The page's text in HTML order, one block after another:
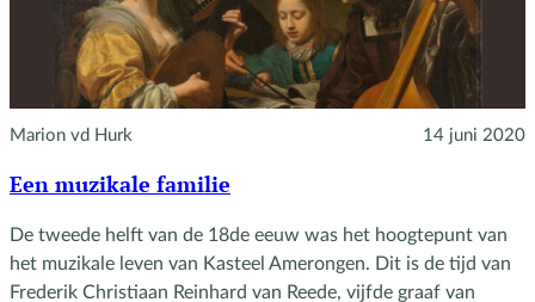
Marion vd Hurk 14 juni 2020
Een muzikale familie
De tweede helft van de 18de eeuw was het hoogtepunt van
het muzikale leven van Kasteel Amerongen. Dit is de tijd van
Frederik Christiaan Reinhard van Reede, vijfde graaf van